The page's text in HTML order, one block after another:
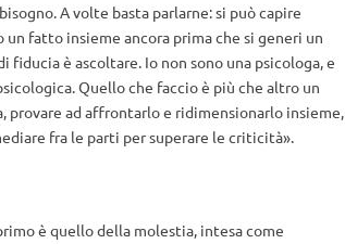
A volte basta parlarne: si può capire
fatto insieme ancora prima che si generi un
è ascoltare. Io non sono una psicologa, e
Quello che faccio è più che altro un
provare ad affrontarlo e ridimensionarlo insieme,
fra le parti per superare le criticità».
è quello della molestia, intesa come